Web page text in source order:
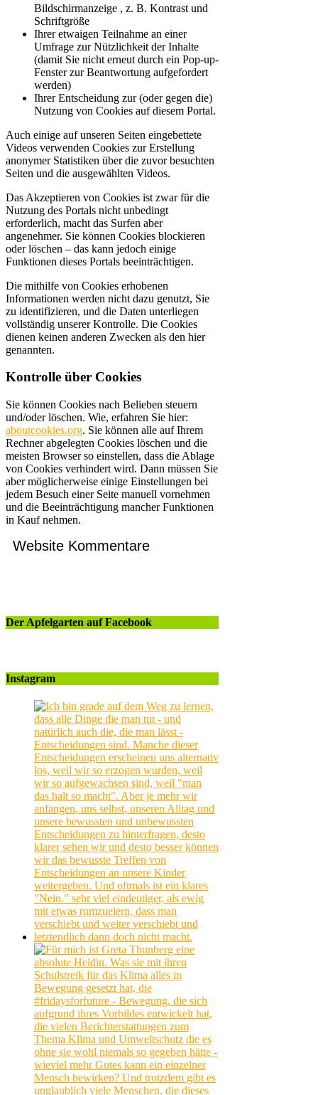
Bildschirmanzeige , z. B. Kontrast und
Schriftgröße
Ihrer etwaigen Teilnahme an einer
Umfrage zur Nützlichkeit der Inhalte
(damit Sie nicht erneut durch ein Pop-up-
Fenster zur Beantwortung aufgefordert
werden)
Ihrer Entscheidung zur (oder gegen die)
Nutzung von Cookies auf diesem Portal.
Auch einige auf unseren Seiten eingebettete
Videos verwenden Cookies zur Erstellung
anonymer Statistiken über die zuvor besuchten
Seiten und die ausgewählten Videos.
Das Akzeptieren von Cookies ist zwar für die
Nutzung des Portals nicht unbedingt
erforderlich, macht das Surfen aber
angenehmer. Sie können Cookies blockieren
oder löschen – das kann jedoch einige
Funktionen dieses Portals beeinträchtigen.
Die mithilfe von Cookies erhobenen
Informationen werden nicht dazu genutzt, Sie
zu identifizieren, und die Daten unterliegen
vollständig unserer Kontrolle. Die Cookies
dienen keinen anderen Zwecken als den hier
genannten.
Kontrolle über Cookies
Sie können Cookies nach Belieben steuern
und/oder löschen. Wie, erfahren Sie hier:
aboutcookies.org. Sie können alle auf Ihrem
Rechner abgelegten Cookies löschen und die
meisten Browser so einstellen, dass die Ablage
von Cookies verhindert wird. Dann müssen Sie
aber möglicherweise einige Einstellungen bei
jedem Besuch einer Seite manuell vornehmen
und die Beeinträchtigung mancher Funktionen
in Kauf nehmen.
Website Kommentare
Der Apfelgarten auf Facebook
Instagram